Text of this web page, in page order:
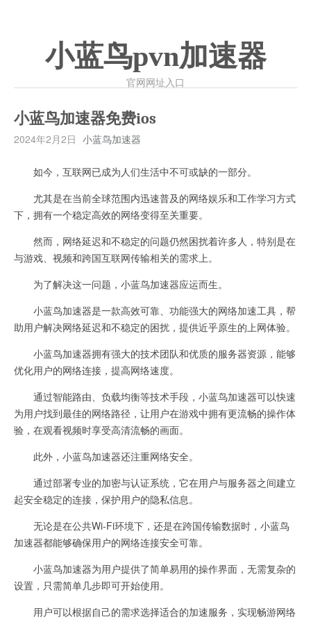
小蓝鸟pvn加速器
官网网址入口
小蓝鸟加速器免费ios
2024年2月2日 小蓝鸟加速器
如今，互联网已成为人们生活中不可或缺的一部分。
尤其是在当前全球范围内迅速普及的网络娱乐和工作学习方式
下，拥有一个稳定高效的网络变得至关重要。
然而，网络延迟和不稳定的问题仍然困扰着许多人，特别是在
与游戏、视频和跨国互联网传输相关的需求上。
为了解决这一问题，小蓝鸟加速器应运而生。
小蓝鸟加速器是一款高效可靠、功能强大的网络加速工具，帮
助用户解决网络延迟和不稳定的困扰，提供近乎原生的上网体验。
小蓝鸟加速器拥有强大的技术团队和优质的服务器资源，能够
优化用户的网络连接，提高网络速度。
通过智能路由、负载均衡等技术手段，小蓝鸟加速器可以快速
为用户找到最佳的网络路径，让用户在游戏中拥有更流畅的操作体
验，在观看视频时享受高清流畅的画面。
此外，小蓝鸟加速器还注重网络安全。
通过部署专业的加密与认证系统，它在用户与服务器之间建立
起安全稳定的连接，保护用户的隐私信息。
无论是在公共Wi-Fi环境下，还是在跨国传输数据时，小蓝鸟
加速器都能够确保用户的网络连接安全可靠。
小蓝鸟加速器为用户提供了简单易用的操作界面，无需复杂的
设置，只需简单几步即可开始使用。
用户可以根据自己的需求选择适合的加速服务，实现畅游网络